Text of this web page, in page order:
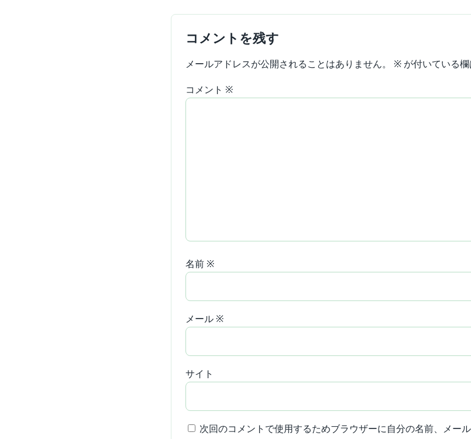
コメントを残す
メールアドレスが公開されることはありません。 ※ が付いている
コメント ※
名前 ※
メール ※
サイト
次回のコメントで使用するためブラウザーに自分の名前、メー